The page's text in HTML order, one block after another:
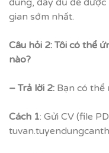
đúng, đầy đủ để
gian sớm nhất.
Câu hỏi 2: Tôi có thể
nào?
– Trả lời 2: Bạn có thể
Cách 1: Gửi CV (file